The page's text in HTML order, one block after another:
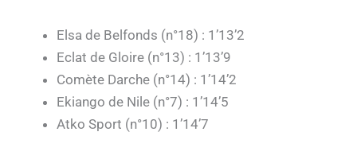
Elsa de Belfonds (n°18) : 1’13’2
Eclat de Gloire (n°13) : 1’13’9
Comète Darche (n°14) : 1’14’2
Ekiango de Nile (n°7) : 1’14’5
Atko Sport (n°10) : 1’14’7